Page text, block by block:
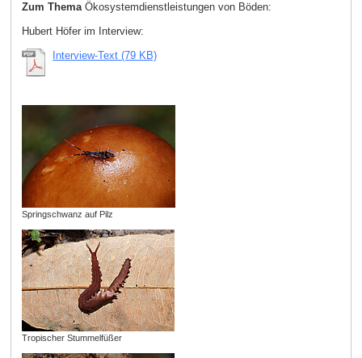
Zum ThemaÖkosystemdienstleistungen von Böden:
Hubert Höfer im Interview:
Interview-Text (79 KB)
Springschwanz auf Pilz
Tropischer Stummelfüßer